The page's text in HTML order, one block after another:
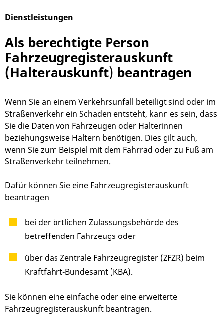
Dienstleistungen
Als berechtigte Person
Fahrzeugregisterauskunft
(Halterauskunft) beantragen
Wenn Sie an einem Verkehrsunfall beteiligt sind oder im
Straßenverkehr ein Schaden entsteht, kann es sein, dass
Sie die Daten von Fahrzeugen oder Halterinnen
beziehungsweise Haltern benötigen. Dies gilt auch,
wenn Sie zum Beispiel mit dem Fahrrad oder zu Fuß am
Straßenverkehr teilnehmen.
Dafür können Sie eine Fahrzeugregisterauskunft
beantragen
bei der örtlichen Zulassungsbehörde des
betreffenden Fahrzeugs oder
über das Zentrale Fahrzeugregister (ZFZR) beim
Kraftfahrt-Bundesamt (KBA).
Sie können eine einfache oder eine erweiterte
Fahrzeugregisterauskunft beantragen.